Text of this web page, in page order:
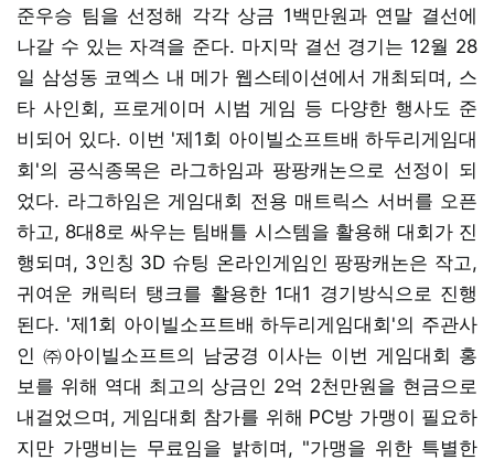
준우승 팀을 선정해 각각 상금 1백만원과 연말 결선에
나갈 수 있는 자격을 준다. 마지막 결선 경기는 12월 28
일 삼성동 코엑스 내 메가 웹스테이션에서 개최되며, 스
타 사인회, 프로게이머 시범 게임 등 다양한 행사도 준
비되어 있다. 이번 '제1회 아이빌소프트배 하두리게임대
회'의 공식종목은 라그하임과 팡팡캐논으로 선정이 되
었다. 라그하임은 게임대회 전용 매트릭스 서버를 오픈
하고, 8대8로 싸우는 팀배틀 시스템을 활용해 대회가 진
행되며, 3인칭 3D 슈팅 온라인게임인 팡팡캐논은 작고,
귀여운 캐릭터 탱크를 활용한 1대1 경기방식으로 진행
된다. '제1회 아이빌소프트배 하두리게임대회'의 주관사
인 ㈜아이빌소프트의 남궁경 이사는 이번 게임대회 홍
보를 위해 역대 최고의 상금인 2억 2천만원을 현금으로
내걸었으며, 게임대회 참가를 위해 PC방 가맹이 필요하
지만 가맹비는 무료임을 밝히며, "가맹을 위한 특별한